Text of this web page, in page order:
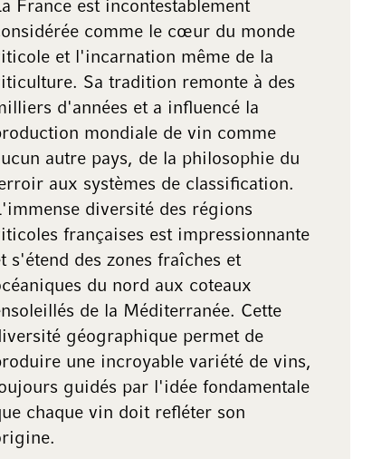
France est incontestablement
comme le cœur du monde
et l'incarnation même de la
Sa tradition remonte à des
d'années et a influencé la
mondiale de vin comme
autre pays, de la philosophie du
aux systèmes de classification.
diversité des régions
françaises est impressionnante
s'étend des zones fraîches et
du nord aux coteaux
de la Méditerranée. Cette
géographique permet de
une incroyable variété de vins,
guidés par l'idée fondamentale
chaque vin doit refléter son